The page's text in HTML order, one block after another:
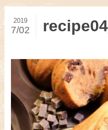
2019
7/02